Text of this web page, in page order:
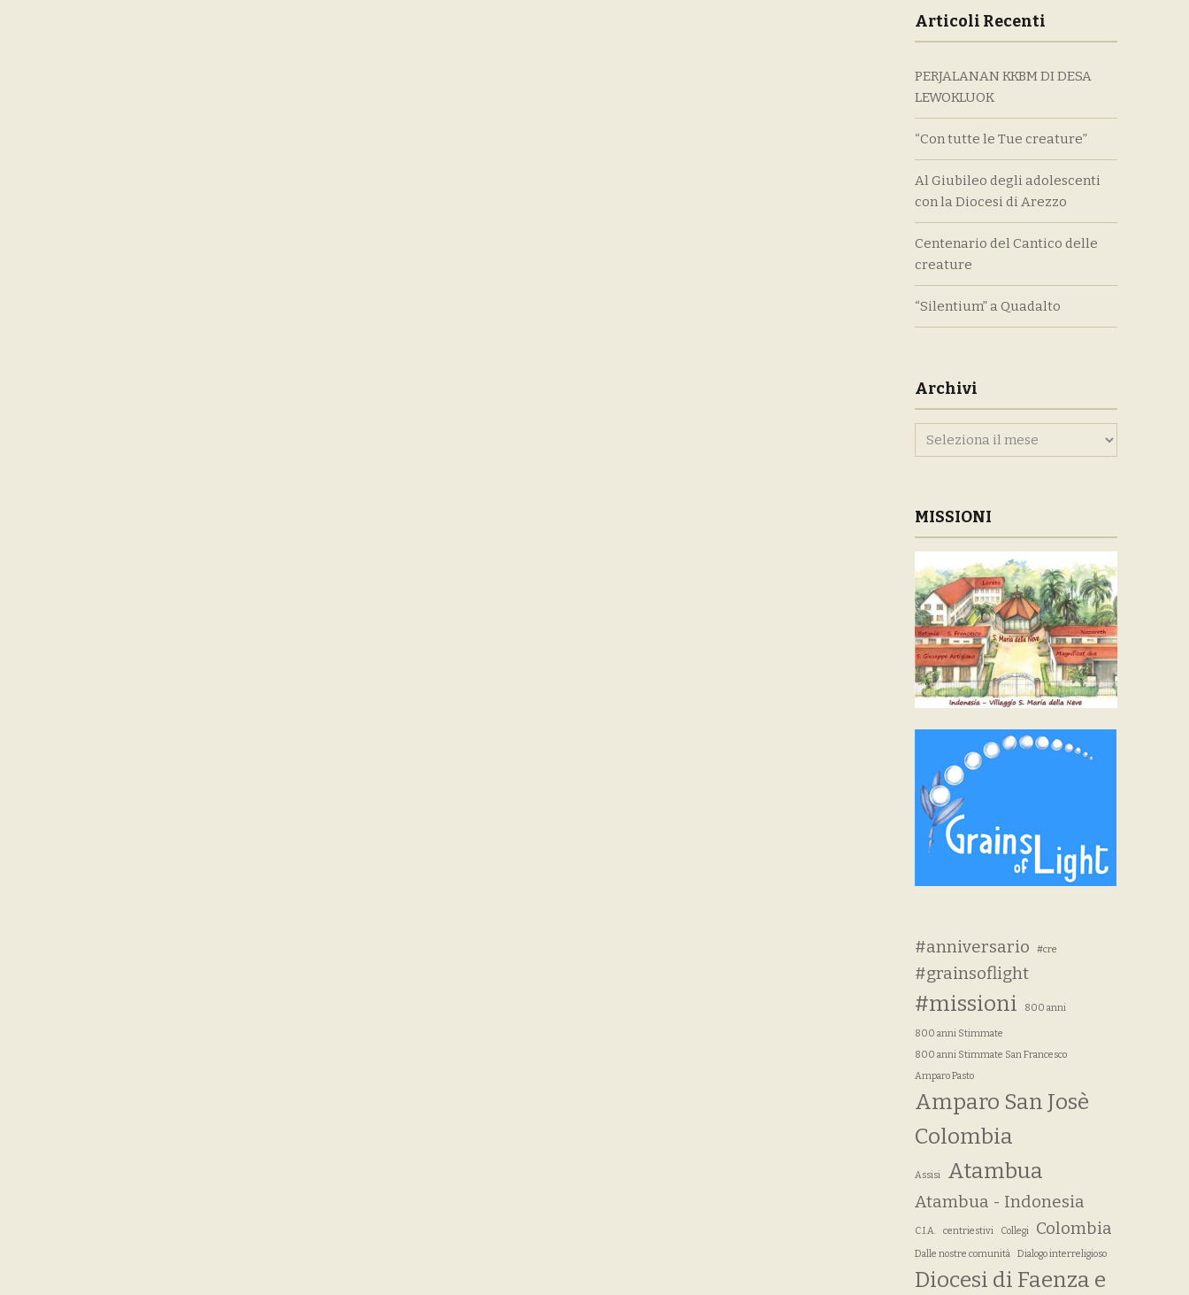
Articoli Recenti
PERJALANAN KKBM DI DESA
LEWOKLUOK
“Con tutte le Tue creature”
Al Giubileo degli adolescenti
con la Diocesi di Arezzo
Centenario del Cantico delle
creature
“Silentium” a Quadalto
Archivi
Archivi
MISSIONI
#anniversario #cre
#grainsoflight
#missioni 800 anni
800 anni Stimmate
800 anni Stimmate San Francesco
Amparo Pasto
Amparo San Josè
Colombia
Assisi Atambua
Atambua - Indonesia
C.I.A. centriestivi Collegi Colombia
Dalle nostre comunità Dialogo interreligioso
Diocesi di Faenza e